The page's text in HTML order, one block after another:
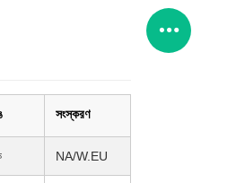
সংস্করণ
NA/W.EU